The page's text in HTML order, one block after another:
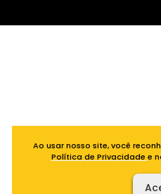
Ao usar nosso site, você
Política de Privacidade e